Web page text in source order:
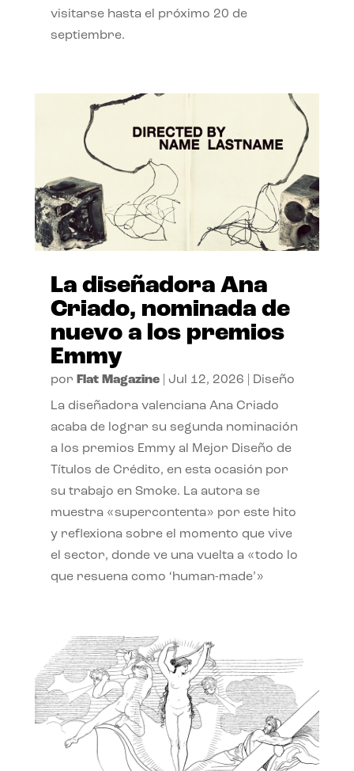
visitarse hasta el próximo 20 de
septiembre.
La diseñadora Ana
Criado, nominada de
nuevo a los premios
Emmy
por Flat Magazine| Jul 12, 2026 Diseño
La diseñadora valenciana Ana Criado
acaba de lograr su segunda nominación
a los premios Emmy al Mejor Diseño de
Títulos de Crédito, en esta ocasión por
su trabajo en Smoke. La autora se
muestra «supercontenta» por este hito
y reflexiona sobre el momento que vive
el sector, donde ve una vuelta a «todo lo
que resuena como ‘human-made’»